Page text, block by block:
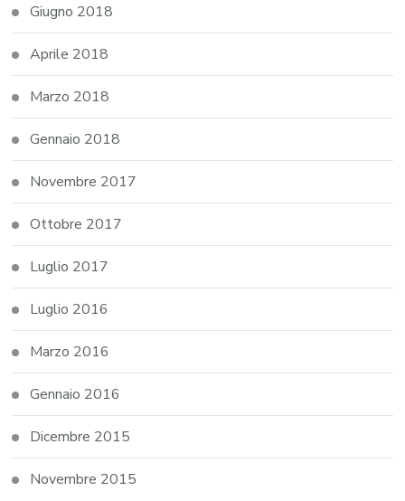
Giugno 2018
Aprile 2018
Marzo 2018
Gennaio 2018
Novembre 2017
Ottobre 2017
Luglio 2017
Luglio 2016
Marzo 2016
Gennaio 2016
Dicembre 2015
Novembre 2015